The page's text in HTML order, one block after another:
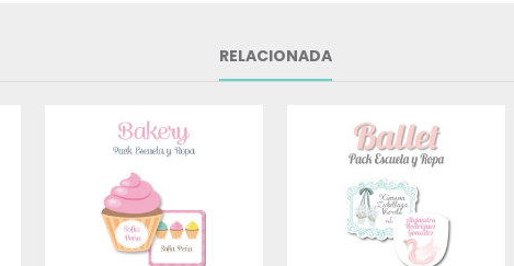
RELACIONADA